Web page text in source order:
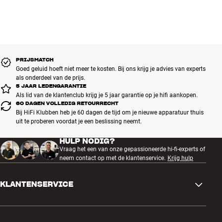
Accuduur: tot wel 7 uur speelduur / 30 uur totaal via oplaadetui
(800 mAh)
Inclusief: oplaadetui van echt leer, siliconen oordopjes in vier
verschillende maten, 1 set van Comply-schuim (M), USB-A-naar-
USB-C-kabel (1,25 meter)
Afmetingen: 25 x 19 x 26 mm (koptelefoons), 70,5 x 46 x 34,5 mm
* Qi-oplader apart verkrijgbaar
PRIJSMATCH
Goed geluid hoeft niet meer te kosten. Bij ons krijg je advies van experts
als onderdeel van de prijs.
5 JAAR LEDENGARANTIE
Als lid van de klantenclub krijg je 5 jaar garantie op je hifi aankopen.
60 DAGEN VOLLEDIG RETOURRECHT
Bij HiFi Klubben heb je 60 dagen de tijd om je nieuwe apparatuur thuis
uit te proberen voordat je een beslissing neemt.
HULP NODIG?
Vraag het een van onze gepassioneerde hi-fi-experts of
neem contact op met de klantenservice. Krijg hulp
KLANTENSERVICE